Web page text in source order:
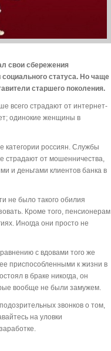
свои сбережения
статуса. Но чаще
старшего поколения.
всего страдают от интернет-
одинокие женщины в
категории россиян. Службы
страдают от мошенничества,
и деньгами клиентов банка в
не было такого обилия
Кроме того, пенсионерам
Иногда они просто не
с вдовами того же
приспособленными к жизни в
в браке никогда, он
вообще не были замужем.
звонков о том,
на уловки